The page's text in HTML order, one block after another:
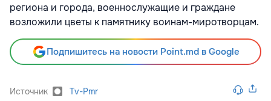
региона и города, военнослужащие и граждане
возложили цветы к памятнику воинам-миротворцам.
Подпишитесь на новости Point.md в Google
Источник Tv-Pmr